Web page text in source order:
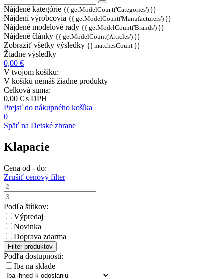
Nájdené kategórie {{ getModelCount('Categories') }}
Nájdení výrobcovia {{ getModelCount('Manufacturers') }}
Nájdené modelové rady {{ getModelCount('Brands') }}
Nájdené články {{ getModelCount('Articles') }}
Zobraziť všetky výsledky {{ matchesCount }}
Žiadne výsledky
0,00 €
V tvojom košíku:
V košíku nemáš žiadne produkty
Celková suma:
0,00 € s DPH
Prejsť do nákupného košíka
0
Späť na Detské zbrane
Klapacie
Cena od - do:
Zrušiť cenový filter
Podľa štítkov:
Výpredaj
Novinka
Doprava zdarma
Filter produktov
Podľa dostupnosti:
Iba na sklade